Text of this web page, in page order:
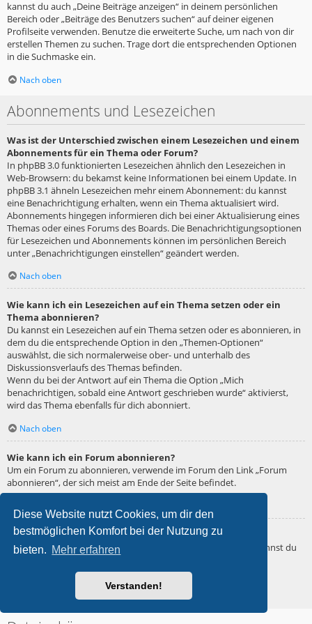
Diese Website nutzt Cookies, um dir den
bestmöglichen Komfort bei der Nutzung zu
bieten. Mehr erfahren
Verstanden!
kannst du auch „Deine Beiträge anzeigen“ in deinem persönlichen
Bereich oder „Beiträge des Benutzers suchen“ auf deiner eigenen
Profilseite verwenden. Benutze die erweiterte Suche, um nach von dir
erstellen Themen zu suchen. Trage dort die entsprechenden Optionen
in die Suchmaske ein.
Nach oben
Abonnements und Lesezeichen
Was ist der Unterschied zwischen einem Lesezeichen und einem
Abonnements für ein Thema oder Forum?
In phpBB 3.0 funktionierten Lesezeichen ähnlich den Lesezeichen in
Web-Browsern: du bekamst keine Informationen bei einem Update. In
phpBB 3.1 ähneln Lesezeichen mehr einem Abonnement: du kannst
eine Benachrichtigung erhalten, wenn ein Thema aktualisiert wird.
Abonnements hingegen informieren dich bei einer Aktualisierung eines
Themas oder eines Forums des Boards. Die Benachrichtigungsoptionen
für Lesezeichen und Abonnements können im persönlichen Bereich
unter „Benachrichtigungen einstellen“ geändert werden.
Nach oben
Wie kann ich ein Lesezeichen auf ein Thema setzen oder ein
Thema abonnieren?
Du kannst ein Lesezeichen auf ein Thema setzen oder es abonnieren, in
dem du die entsprechende Option in den „Themen-Optionen“
auswählst, die sich normalerweise ober- und unterhalb des
Diskussionsverlaufs des Themas befinden.
Wenn du bei der Antwort auf ein Thema die Option „Mich
benachrichtigen, sobald eine Antwort geschrieben wurde“ aktivierst,
wird das Thema ebenfalls für dich abonniert.
Nach oben
Wie kann ich ein Forum abonnieren?
Um ein Forum zu abonnieren, verwende im Forum den Link „Forum
abonnieren“, der sich meist am Ende der Seite befindet.
Wie deaktiviere ich meine Abonnements?
Wenn du mehrere Abonnements deaktivieren möchtest, so kannst du
verwalten“ machen.